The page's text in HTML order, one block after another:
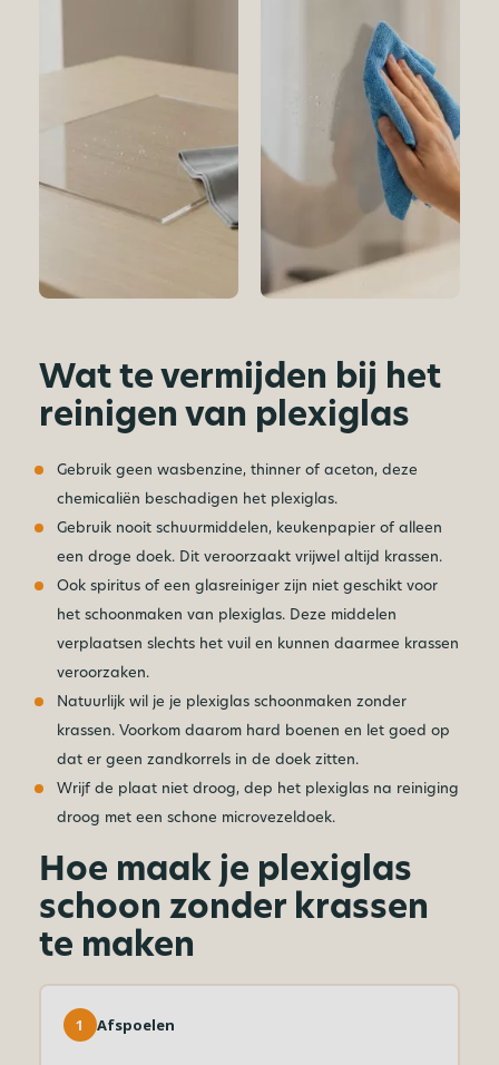
Wat te vermijden bij het
reinigen van plexiglas
Gebruik geen wasbenzine, thinner of aceton, deze
chemicaliën beschadigen het plexiglas.
Gebruik nooit schuurmiddelen, keukenpapier of alleen
een droge doek. Dit veroorzaakt vrijwel altijd krassen.
Ook spiritus of een glasreiniger zijn niet geschikt voor
het schoonmaken van plexiglas. Deze middelen
verplaatsen slechts het vuil en kunnen daarmee krassen
veroorzaken.
Natuurlijk wil je je plexiglas schoonmaken zonder
krassen. Voorkom daarom hard boenen en let goed op
dat er geen zandkorrels in de doek zitten.
Wrijf de plaat niet droog, dep het plexiglas na reiniging
droog met een schone microvezeldoek.
Hoe maak je plexiglas
schoon zonder krassen
te maken
1 Afspoelen